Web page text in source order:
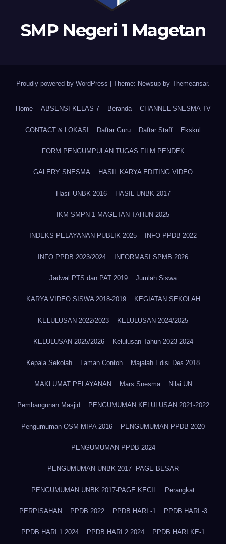
SMP Negeri 1 Magetan
Proudly powered by WordPress Theme: Newsup by Themeansar.
Home ABSENSI KELAS 7 Beranda CHANNEL SNESMA TV
CONTACT & LOKASI Daftar Guru Daftar Staff Ekskul
FORM PENGUMPULAN TUGAS FILM PENDEK
GALERY SNESMA HASIL KARYA EDITING VIDEO
Hasil UNBK 2016 HASIL UNBK 2017
IKM SMPN 1 MAGETAN TAHUN 2025
INDEKS PELAYANAN PUBLIK 2025 INFO PPDB 2022
INFO PPDB 2023/2024 INFORMASI SPMB 2026
Jadwal PTS dan PAT 2019 Jumlah Siswa
KARYA VIDEO SISWA 2018-2019 KEGIATAN SEKOLAH
KELULUSAN 2022/2023 KELULUSAN 2024/2025
KELULUSAN 2025/2026 Kelulusan Tahun 2023-2024
Kepala Sekolah Laman Contoh Majalah Edisi Des 2018
MAKLUMAT PELAYANAN Mars Snesma Nilai UN
Pembangunan Masjid PENGUMUMAN KELULUSAN 2021-2022
Pengumuman OSM MIPA 2016 PENGUMUMAN PPDB 2020
PENGUMUMAN PPDB 2024
PENGUMUMAN UNBK 2017 -PAGE BESAR
PENGUMUMAN UNBK 2017-PAGE KECIL Perangkat
PERPISAHAN PPDB 2022 PPDB HARI -1 PPDB HARI -3
PPDB HARI 1 2024 PPDB HARI 2 2024 PPDB HARI KE-1